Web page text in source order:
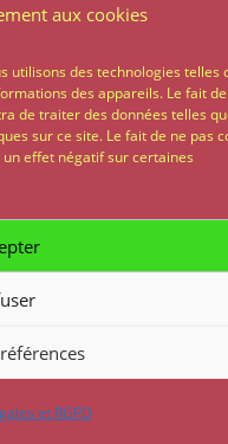
aux cookies
utilisons des technologies telles
des appareils. Le fait de
de traiter des données telles
sur ce site. Le fait de ne pas
effet négatif sur certaines
et RGPD